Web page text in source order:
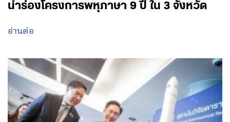
นำร่องโครงการพหุภาษา 9 ปี ใน 3 จังหวัด
อ่านต่อ